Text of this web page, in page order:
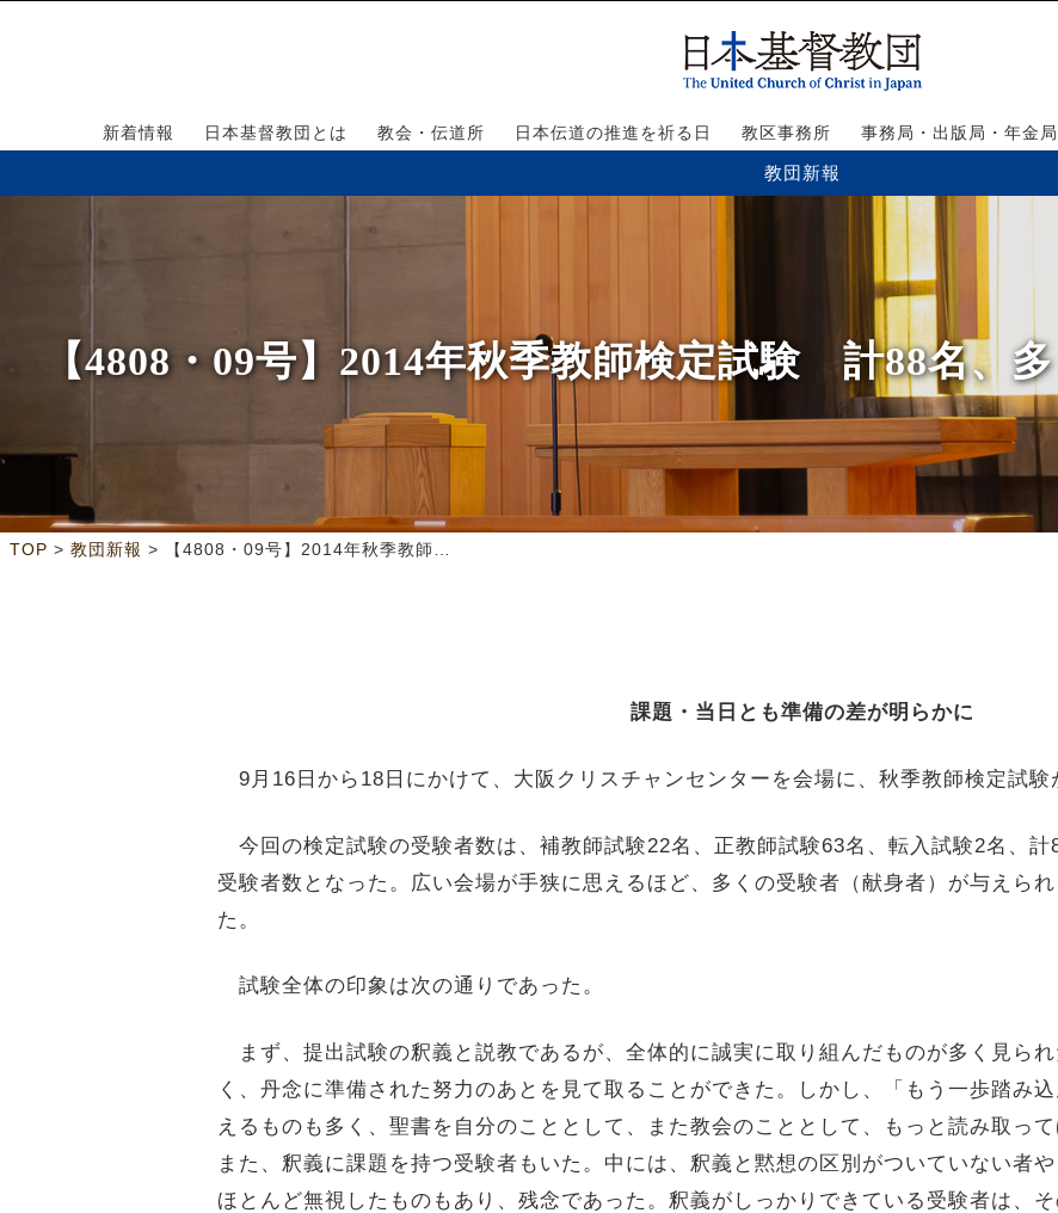
新着情報 日本基督教団とは 教会・伝道所 日本伝道の推進を祈る日 教区事務所 事務局・出版局・年金局
教団新報
【4808・09号】2014年秋季教師検定試験 計88名、
TOP > 教団新報 > 【4808・09号】2014年秋季教師検定試験 計88名、多くの献身者を与えられ実施
課題・当日とも準備の差が明らかに
9月16日から18日にかけて、大阪クリスチャンセンターを会場に、秋季教師検定試験
今回の検定試験の受験者数は、補教師試験22名、正教師試験63名、転入試験2名、計
受験者数となった。広い会場が手狭に思えるほど、多くの受験者（献身者）が与えら
た。
試験全体の印象は次の通りであった。
まず、提出試験の釈義と説教であるが、全体的に誠実に取り組んだものが多く見ら
く、丹念に準備された努力のあとを見て取ることができた。しかし、「もう一歩踏み
えるものも多く、聖書を自分のこととして、また教会のこととして、もっと読み取っ
また、釈義に課題を持つ受験者もいた。中には、釈義と黙想の区別がついていない者
ほとんど無視したものもあり、残念であった。釈義がしっかりできている受験者は、